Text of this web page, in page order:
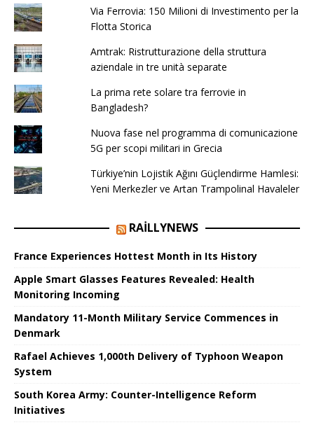
Via Ferrovia: 150 Milioni di Investimento per la
Flotta Storica
Amtrak: Ristrutturazione della struttura
aziendale in tre unità separate
La prima rete solare tra ferrovie in
Bangladesh?
Nuova fase nel programma di comunicazione
5G per scopi militari in Grecia
Türkiye’nin Lojistik Ağını Güçlendirme Hamlesi:
Yeni Merkezler ve Artan Trampolinal Havaleler
RAILLYNEWS
France Experiences Hottest Month in Its History
Apple Smart Glasses Features Revealed: Health
Monitoring Incoming
Mandatory 11-Month Military Service Commences in
Denmark
Rafael Achieves 1,000th Delivery of Typhoon Weapon
System
South Korea Army: Counter-Intelligence Reform
Initiatives